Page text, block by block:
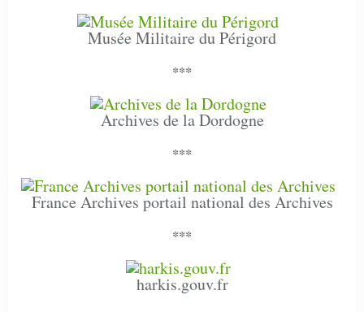
Musée Militaire du Périgord
***
Archives de la Dordogne
***
France Archives portail national des Archives
***
harkis.gouv.fr